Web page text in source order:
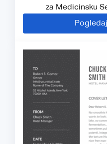
za Medicinsku